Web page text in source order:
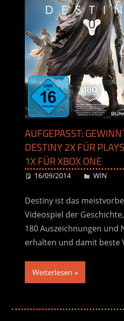
AUFGEPASST:
DESTINY 2X FÜR
1X FÜR XBOX ONE
16/09/2014 Desiree
WIN
Destiny ist das
Videospiel der
180 Auszeichnungen und
erhalten und damit beste
Weiterlesen